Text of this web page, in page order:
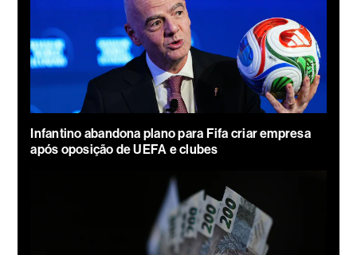
Infantino abandona plano para Fifa criar empresa
após oposição de UEFA e clubes